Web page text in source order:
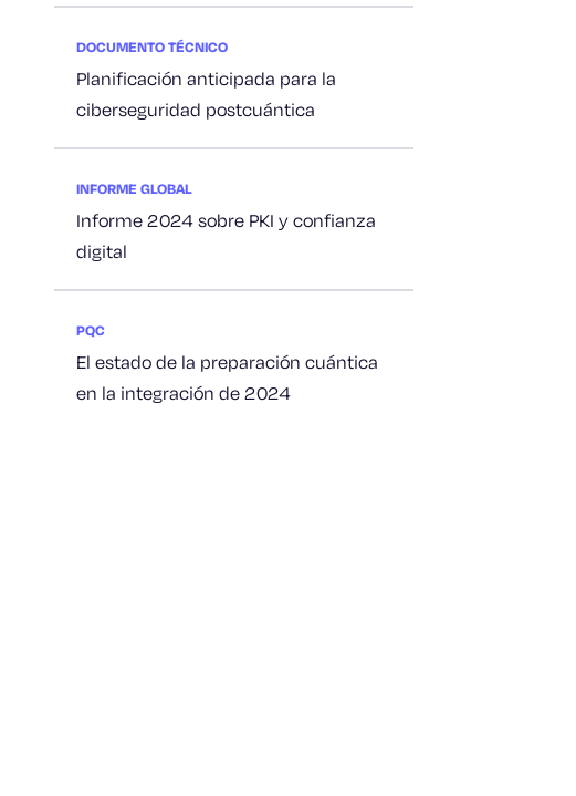
DOCUMENTO TÉCNICO
Planificación anticipada para la
ciberseguridad postcuántica
INFORME GLOBAL
Informe 2024 sobre PKI y confianza
digital
PQC
El estado de la preparación cuántica
en la integración de 2024